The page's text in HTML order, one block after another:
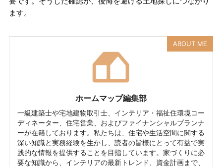
ます。
ホームマップ編集部
一級建築士や宅地建物取引士、インテリア・福祉住環境コー
ディネーター、住宅営業、およびファイナンシャルプランナ
ーが在籍しております。私たちは、住宅や生活空間に関する
深い知識と実務経験を生かし、読者の皆様にとって有益で実
践的な情報を提供することを目指しています。家づくりに必
要な知識から、インテリアの最新トレンド、資金計画まで、
ABOUT ME